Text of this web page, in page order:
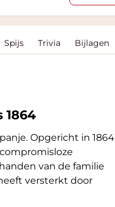
Spijs Trivia Bijlagen
1864
Opgericht in 1864
van de familie
versterkt door